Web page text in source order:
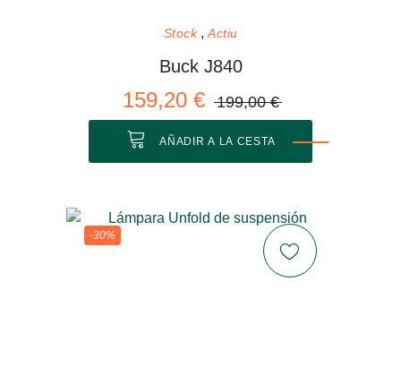
Stock Actiu
Buck J840
159,20 € 199,00 €
AÑADIR A LA CESTA
-30%